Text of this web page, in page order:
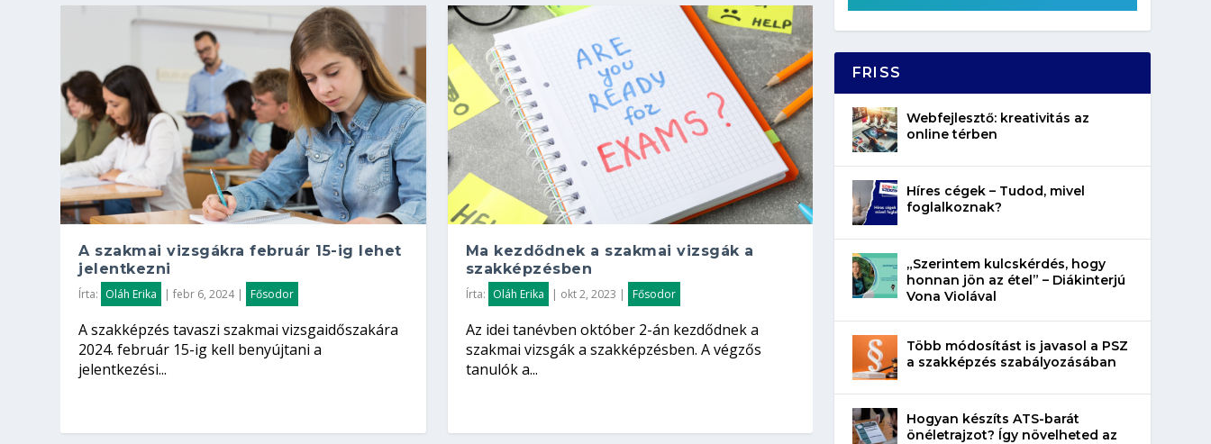
A szakmai vizsgákra február 15-ig lehet
jelentkezni
Írta: Oláh Erika |febr 6, 2024| Fősodor
A szakképzés tavaszi szakmai vizsgaidőszakára
2024. február 15-ig kell benyújtani a
jelentkezési...
Ma kezdődnek a szakmai vizsgák a
szakképzésben
Írta: Oláh Erika | okt 2, 2023 | Fősodor
Az idei tanévben október 2-án kezdődnek a
szakmai vizsgák a szakképzésben. A végzős
tanulók a...
FRISS
Webfejlesztő: kreativitás az
online térben
Híres cégek – Tudod, mivel
foglalkoznak?
„Szerintem kulcskérdés, hogy
honnan jön az étel” – Diákinterjú
Vona Violával
Több módosítást is javasol a PSZ
a szakképzés szabályozásában
Hogyan készíts ATS-barát
önéletrajzot? Így növelheted az